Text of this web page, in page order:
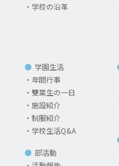
学校の沿革
学園生活
年間行事
雙葉生の一日
施設紹介
制服紹介
学校生活Q&A
部活動